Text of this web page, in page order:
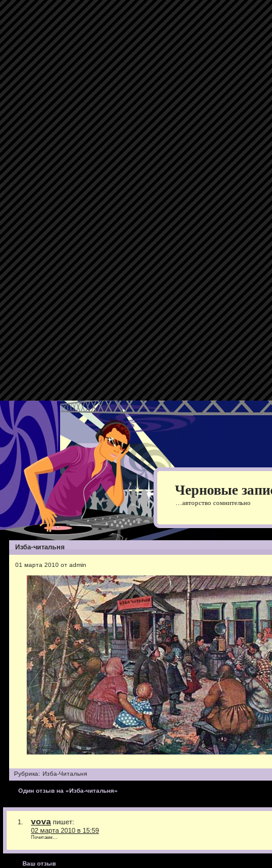
Черновые
…авторство сомнительно
Изба-читальня
01 марта 2010 от admin
Рубрика: Изба-Читальня
Один отзыв на «Изба-читальня»
vova пишет:
02 марта 2010 в 15:59
Почитаем…
Ваш отзыв